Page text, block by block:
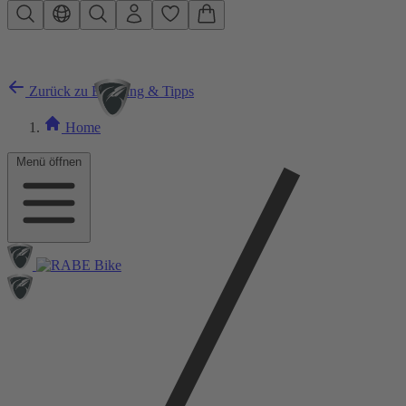
Zum Hauptinhalt springen
Menü öffnen
Zurück zu Beratung & Tipps
Home